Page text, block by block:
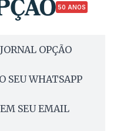
50 ANOS
OPÇÃO
SEU WHATSAPP
SEU EMAIL